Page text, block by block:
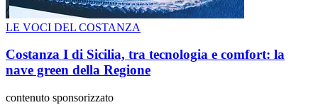
LE VOCI DEL COSTANZA
Costanza I di Sicilia, tra tecnologia e comfort: la
nave green della Regione
contenuto sponsorizzato